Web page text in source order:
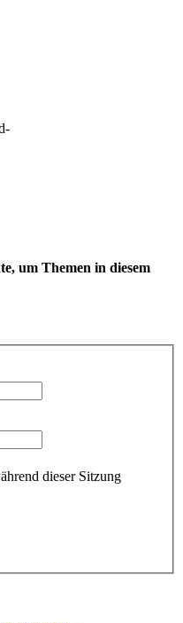
um Themen in diesem
dieser Sitzung